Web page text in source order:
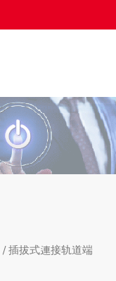
/插拔式連接轨道端